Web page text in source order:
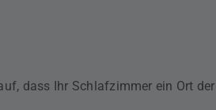
dass Ihr Schlafzimmer ein Ort